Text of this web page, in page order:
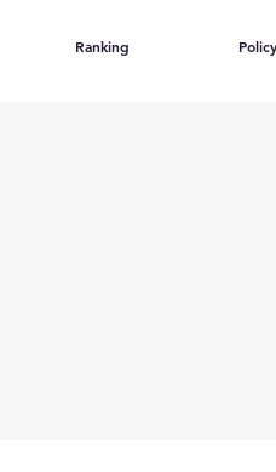
Ranking Policy